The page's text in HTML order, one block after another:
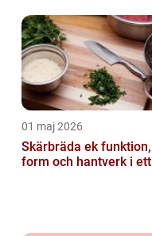
01 maj 2026
Skärbräda ek funktion,
form och hantverk i ett